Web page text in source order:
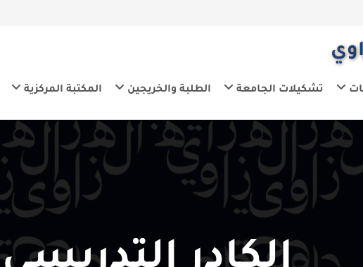
الجامعة الطلبة والخريجين المكتبة المركزية التنمية